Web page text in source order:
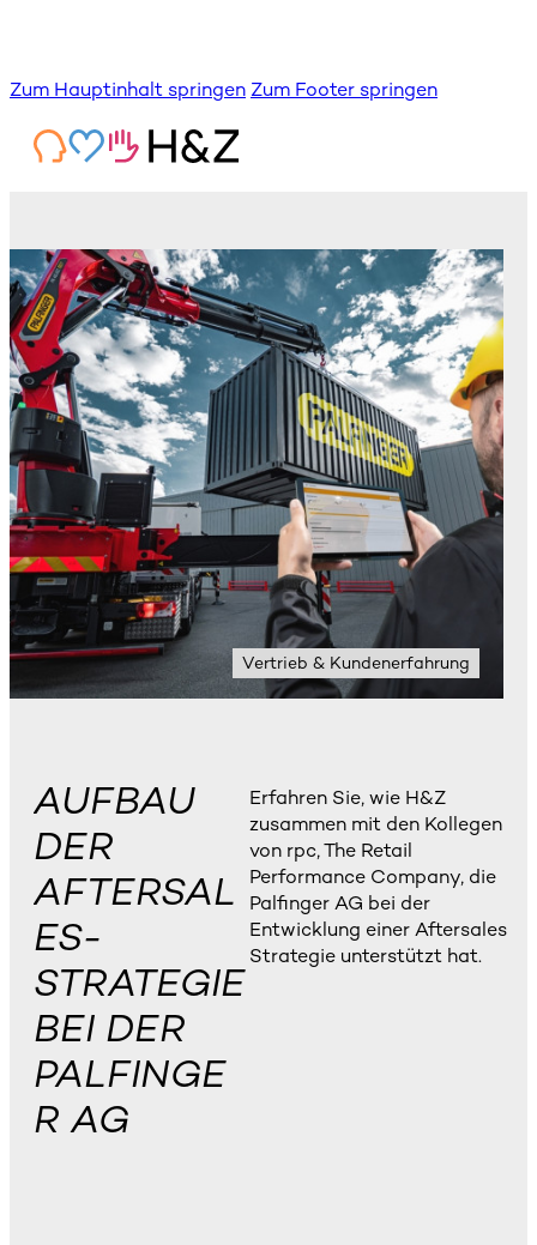
Zum Hauptinhalt springen Zum Footer springen
Vertrieb & Kundenerfahrung
AUFBAU
DER
AFTERSAL
ES-
STRATEGIE
BEI DER
PALFINGE
R AG
Erfahren Sie, wie H&Z
zusammen mit den Kollegen
von rpc, The Retail
Performance Company, die
Palfinger AG bei der
Entwicklung einer Aftersales
Strategie unterstützt hat.